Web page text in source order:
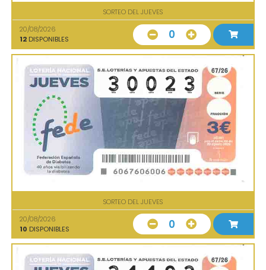
SORTEO DEL JUEVES
20/08/2026
12 DISPONIBLES 0
SORTEO DEL JUEVES
20/08/2026
10 DISPONIBLES 0